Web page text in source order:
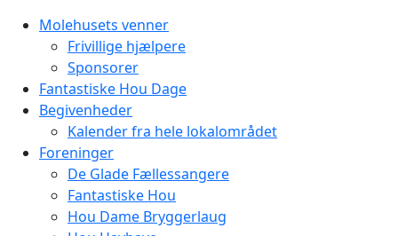
Molehusets venner
Frivillige hjælpere
Sponsorer
Fantastiske Hou Dage
Begivenheder
Kalender fra hele lokalområdet
Foreninger
De Glade Fællessangere
Fantastiske Hou
Hou Dame Bryggerlaug